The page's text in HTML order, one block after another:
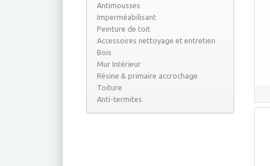
Antimousses
Imperméabilisant
Peinture de toit
Accessoires nettoyage et entretien
Bois
Mur Intérieur
Résine & primaire accrochage
Toiture
Anti-termites